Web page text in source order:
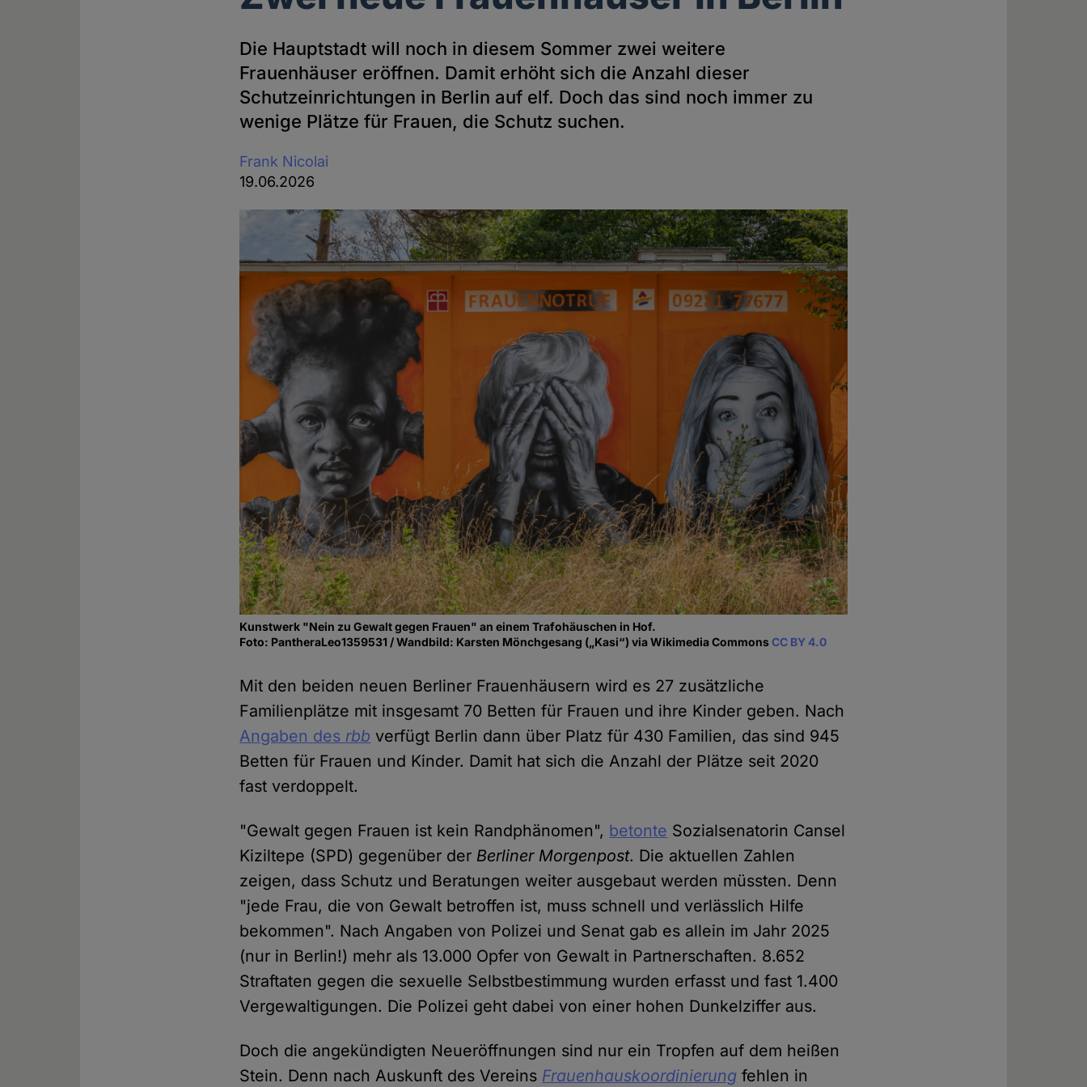
Die Hauptstadt will noch in diesem Sommer zwei weitere
Frauenhäuser eröffnen. Damit erhöht sich die Anzahl dieser
Schutzeinrichtungen in Berlin auf elf. Doch das sind noch immer zu
wenige Plätze für Frauen, die Schutz suchen.
Frank Nicolai
19.06.2026
Kunstwerk "Nein zu Gewalt gegen Frauen" an einem Trafohäuschen in Hof.
Foto: PantheraLeo1359531 / Wandbild: Karsten Mönchgesang („Kasi“) via Wikimedia CommonsCC BY 4.0
Mit den beiden neuen Berliner Frauenhäusern wird es 27 zusätzliche
Familienplätze mit insgesamt 70 Betten für Frauen und ihre Kinder geben. Nach
Angaben des rbb verfügt Berlin dann über Platz für 430 Familien, das sind 945
Betten für Frauen und Kinder. Damit hat sich die Anzahl der Plätze seit 2020
fast verdoppelt.
"Gewalt gegen Frauen ist kein Randphänomen", betonte Sozialsenatorin Cansel
Kiziltepe (SPD) gegenüber der Berliner Morgenpost. Die aktuellen Zahlen
zeigen, dass Schutz und Beratungen weiter ausgebaut werden müssten. Denn
"jede Frau, die von Gewalt betroffen ist, muss schnell und verlässlich Hilfe
bekommen". Nach Angaben von Polizei und Senat gab es allein im Jahr 2025
(nur in Berlin!) mehr als 13.000 Opfer von Gewalt in Partnerschaften. 8.652
Straftaten gegen die sexuelle Selbstbestimmung wurden erfasst und fast 1.400
Vergewaltigungen. Die Polizei geht dabei von einer hohen Dunkelziffer aus.
Doch die angekündigten Neueröffnungen sind nur ein Tropfen auf dem heißen
Stein. Denn nach Auskunft des Vereins Frauenhauskoordinierung fehlen in